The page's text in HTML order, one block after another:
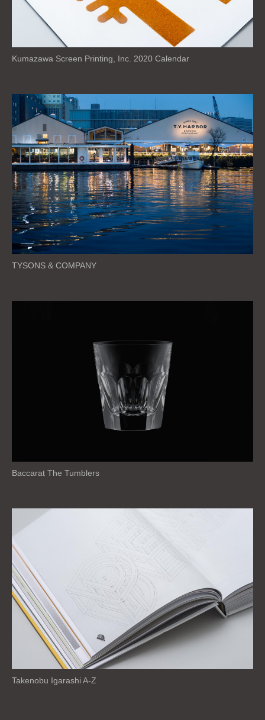
Kumazawa Screen Printing, Inc. 2020 Calendar
TYSONS & COMPANY
Baccarat The Tumblers
Takenobu Igarashi A-Z